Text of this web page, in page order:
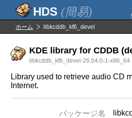
(簡易)
ホーム libkcddb_kf6_devel
KDE library for CDDB
libkcddb_kf6_devel-26.04.0-1-x86_64
Library used to retrieve audio CD
Internet.
パッケージ名